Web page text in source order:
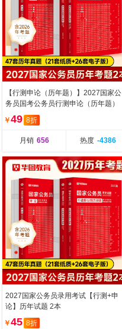
【行测申论（历年题）】2027国家公
务员国考公务员行测申论（历年题）
共2本
￥49 8折
月销 656 热度 -4386
2027国家公务员录用考试【行测+申
论】历年试题 2本
￥45 8折